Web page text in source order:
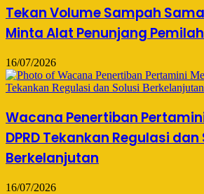
Tekan Volume Sampah
Minta Alat Penunjang
16/07/2026
Wacana Penertiban
DPRD Tekankan Regulasi dan
Berkelanjutan
16/07/2026